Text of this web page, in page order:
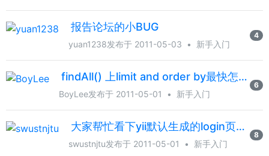
报告论坛的小BUG
yuan1238发布于 2011-05-03 • 新手入门
4
findAll() 上limit and order by最快怎么弄？
BoyLee发布于 2011-05-01 • 新手入门
6
大家帮忙看下yii默认生成的login页面布局问题
swustnjtu发布于 2011-05-01 • 新手入门
8